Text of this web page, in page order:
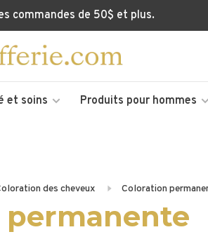
commandes de 50$ et plus.
et soins Produits pour hommes
des cheveux Coloration
permanente